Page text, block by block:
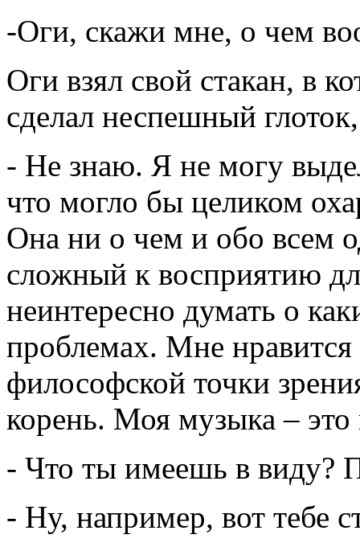
-Оги, скажи мне, о чем
Оги взял свой стакан, в
сделал неспешный
- Не знаю. Я не могу
что могло бы целиком
Она ни о чем и обо всем
сложный к восприятию
неинтересно думать о
проблемах. Мне
философской точки
корень. Моя музыка – это
- Что ты имеешь в виду?
- Ну, например, вот тебе